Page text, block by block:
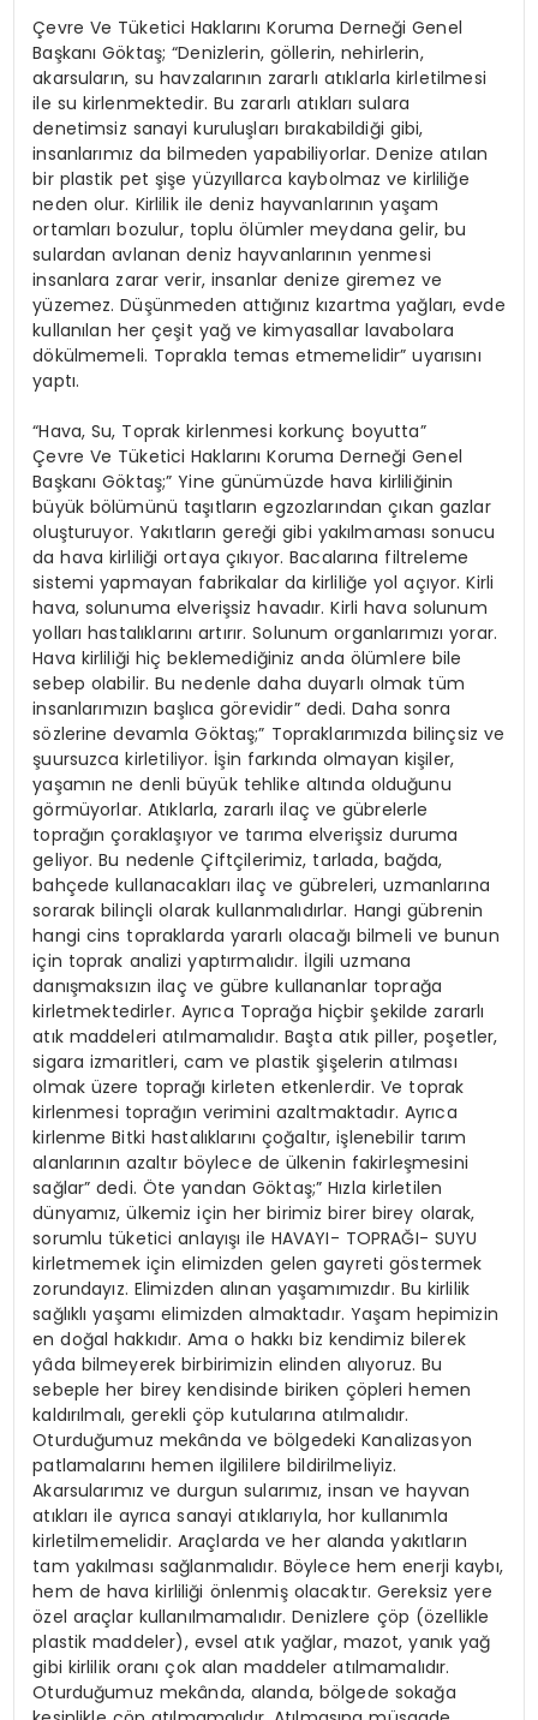
Çevre Ve Tüketici Haklarını Koruma Derneği Genel
Başkanı Göktaş; “Denizlerin, göllerin, nehirlerin,
akarsuların, su havzalarının zararlı atıklarla kirletilmesi
ile su kirlenmektedir. Bu zararlı atıkları sulara
denetimsiz sanayi kuruluşları bırakabildiği gibi,
insanlarımız da bilmeden yapabiliyorlar. Denize atılan
bir plastik pet şişe yüzyıllarca kaybolmaz ve kirliliğe
neden olur. Kirlilik ile deniz hayvanlarının yaşam
ortamları bozulur, toplu ölümler meydana gelir, bu
sulardan avlanan deniz hayvanlarının yenmesi
insanlara zarar verir, insanlar denize giremez ve
yüzemez. Düşünmeden attığınız kızartma yağları, evde
kullanılan her çeşit yağ ve kimyasallar lavabolara
dökülmemeli. Toprakla temas etmemelidir” uyarısını
yaptı.
“Hava, Su, Toprak kirlenmesi korkunç boyutta”
Çevre Ve Tüketici Haklarını Koruma Derneği Genel
Başkanı Göktaş;” Yine günümüzde hava kirliliğinin
büyük bölümünü taşıtların egzozlarından çıkan gazlar
oluşturuyor. Yakıtların gereği gibi yakılmaması sonucu
da hava kirliliği ortaya çıkıyor. Bacalarına filtreleme
sistemi yapmayan fabrikalar da kirliliğe yol açıyor. Kirli
hava, solunuma elverişsiz havadır. Kirli hava solunum
yolları hastalıklarını artırır. Solunum organlarımızı yorar.
Hava kirliliği hiç beklemediğiniz anda ölümlere bile
sebep olabilir. Bu nedenle daha duyarlı olmak tüm
insanlarımızın başlıca görevidir” dedi. Daha sonra
sözlerine devamla Göktaş;” Topraklarımızda bilinçsiz ve
şuursuzca kirletiliyor. İşin farkında olmayan kişiler,
yaşamın ne denli büyük tehlike altında olduğunu
görmüyorlar. Atıklarla, zararlı ilaç ve gübrelerle
toprağın çoraklaşıyor ve tarıma elverişsiz duruma
geliyor. Bu nedenle Çiftçilerimiz, tarlada, bağda,
bahçede kullanacakları ilaç ve gübreleri, uzmanlarına
sorarak bilinçli olarak kullanmalıdırlar. Hangi gübrenin
hangi cins topraklarda yararlı olacağı bilmeli ve bunun
için toprak analizi yaptırmalıdır. İlgili uzmana
danışmaksızın ilaç ve gübre kullananlar toprağa
kirletmektedirler. Ayrıca Toprağa hiçbir şekilde zararlı
atık maddeleri atılmamalıdır. Başta atık piller, poşetler,
sigara izmaritleri, cam ve plastik şişelerin atılması
olmak üzere toprağı kirleten etkenlerdir. Ve toprak
kirlenmesi toprağın verimini azaltmaktadır. Ayrıca
kirlenme Bitki hastalıklarını çoğaltır, işlenebilir tarım
alanlarının azaltır böylece de ülkenin fakirleşmesini
sağlar” dedi. Öte yandan Göktaş;” Hızla kirletilen
dünyamız, ülkemiz için her birimiz birer birey olarak,
sorumlu tüketici anlayışı ile HAVAYI- TOPRAĞI- SUYU
kirletmemek için elimizden gelen gayreti göstermek
zorundayız. Elimizden alınan yaşamımızdır. Bu kirlilik
sağlıklı yaşamı elimizden almaktadır. Yaşam hepimizin
en doğal hakkıdır. Ama o hakkı biz kendimiz bilerek
yâda bilmeyerek birbirimizin elinden alıyoruz. Bu
sebeple her birey kendisinde biriken çöpleri hemen
kaldırılmalı, gerekli çöp kutularına atılmalıdır.
Oturduğumuz mekânda ve bölgedeki Kanalizasyon
patlamalarını hemen ilgililere bildirilmeliyiz.
Akarsularımız ve durgun sularımız, insan ve hayvan
atıkları ile ayrıca sanayi atıklarıyla, hor kullanımla
kirletilmemelidir. Araçlarda ve her alanda yakıtların
tam yakılması sağlanmalıdır. Böylece hem enerji kaybı,
hem de hava kirliliği önlenmiş olacaktır. Gereksiz yere
özel araçlar kullanılmamalıdır. Denizlere çöp (özellikle
plastik maddeler), evsel atık yağlar, mazot, yanık yağ
gibi kirlilik oranı çok alan maddeler atılmamalıdır.
Oturduğumuz mekânda, alanda, bölgede sokağa